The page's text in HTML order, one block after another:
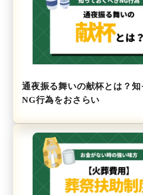
通夜振る舞いの献杯とは？知
NG行為をおさらい